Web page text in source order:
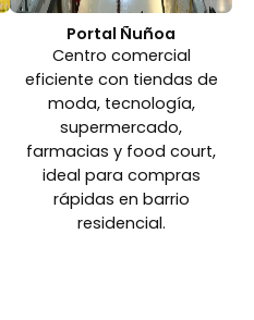
Portal Ñuñoa
Centro comercial
eficiente con tiendas de
moda, tecnología,
supermercado,
farmacias y food court,
ideal para compras
rápidas en barrio
residencial.